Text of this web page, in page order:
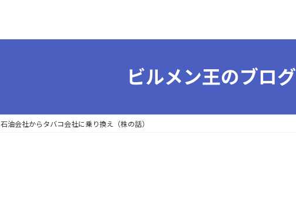
ビルメン王のブログ
石油会社からタバコ会社に乗り換え（株の話）